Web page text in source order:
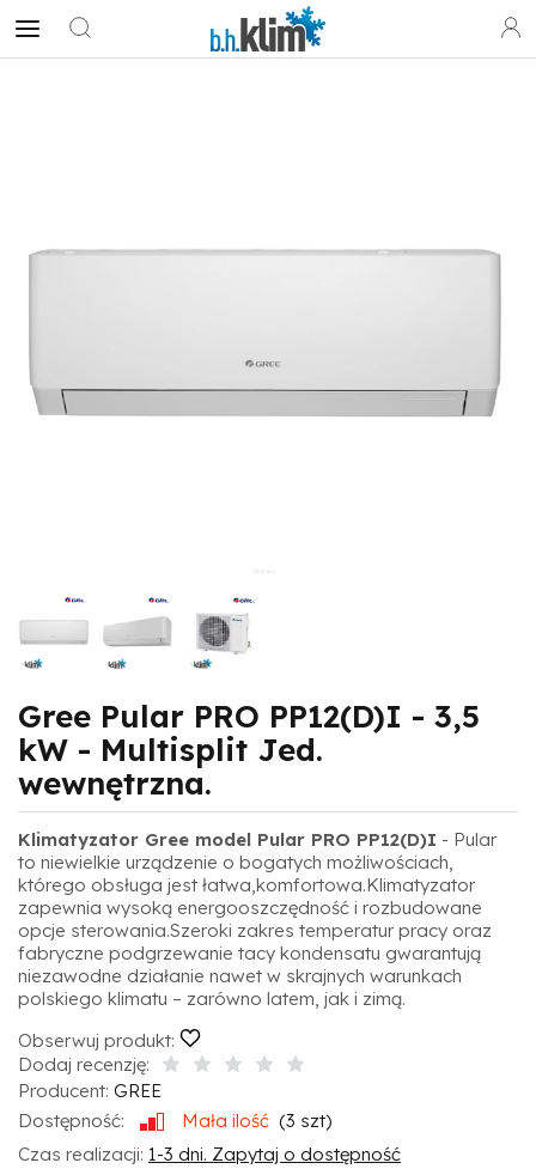
Gree Pular PRO PP12(D)I - 3,5
kW - Multisplit Jed.
wewnętrzna.
Klimatyzator Gree model Pular PRO PP12(D)I - Pular
to niewielkie urządzenie o bogatych możliwościach,
którego obsługa jest łatwa,komfortowa.Klimatyzator
zapewnia wysoką energooszczędność i rozbudowane
opcje sterowania.Szeroki zakres temperatur pracy oraz
fabryczne podgrzewanie tacy kondensatu gwarantują
niezawodne działanie nawet w skrajnych warunkach
polskiego klimatu – zarówno latem, jak i zimą.
Obserwuj produkt:
Dodaj recenzję:
Producent: GREE
Dostępność:
Mała ilość (3 szt)
Czas realizacji: 1-3 dni. Zapytaj o dostępność